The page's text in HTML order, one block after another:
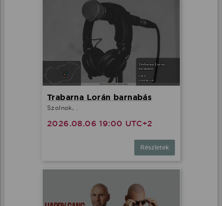
Trabarna Lorán barnabás
Szolnok, .
2026.08.06 19:00 UTC+2
Részletek